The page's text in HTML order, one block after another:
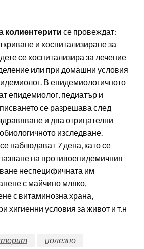
колиентерити се провеждат:
и хоспитализиране за
се хоспитализира за лечение
или при домашни условия
В епидемиологичното
епидемиолог, педиатър и
се разрешава след
и два отрицателни
изследване.
наблюдават 7 дена, като се
на противоепидемичния
неспецифичната им
с майчино мляко,
с витаминозна храна,
хигиенни условия за живот и т.н
полезно